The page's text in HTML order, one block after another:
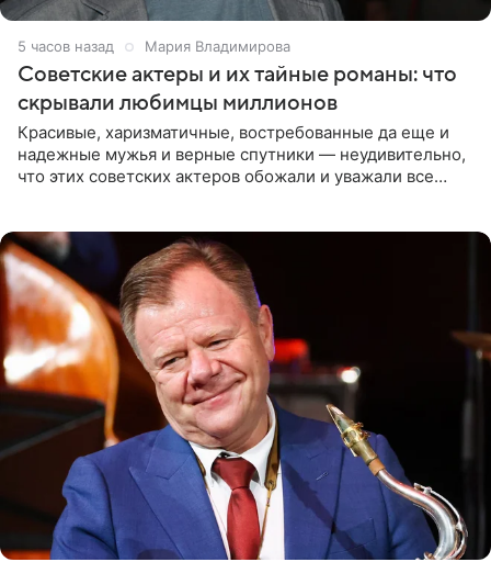
5 часов назад Мария Владимирова
Советские актеры и их тайные романы: что
скрывали любимцы миллионов
Красивые, харизматичные, востребованные да еще и
надежные мужья и верные спутники — неудивительно,
что этих советских актеров обожали и уважали все